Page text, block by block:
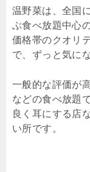
温野菜は、全国
ぶ食べ放題中心
価格帯のクオリ
で、ずっと気に
一般的な評価が
などの食べ放題
良く耳にする店
い所です。